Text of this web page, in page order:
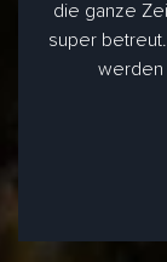
die ganze
super
werden